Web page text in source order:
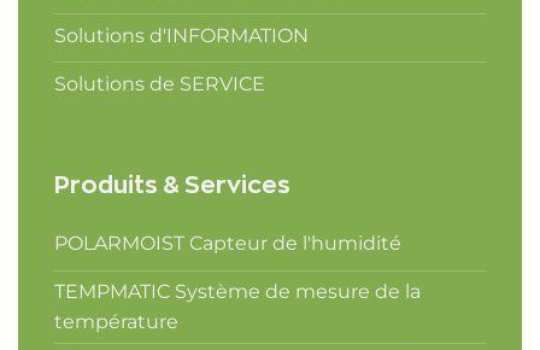
Solutions d'INFORMATION
Solutions de SERVICE
Produits & Services
POLARMOIST Capteur de l'humidité
TEMPMATIC Système de mesure de la
température